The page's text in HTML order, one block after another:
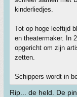
kinderliedjes.
Tot op hoge leeftijd
en theatermaker. In
opgericht om zijn
zetten.
Schippers wordt in
Rip... de held. De